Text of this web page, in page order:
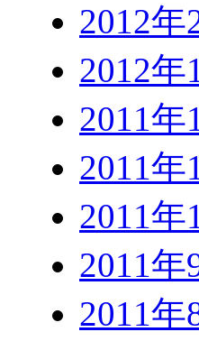
2012年
2012年
2011年
2011年
2011年
2011年
2011年